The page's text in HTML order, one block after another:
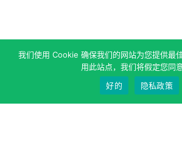
我们使用 Cookie 确保我们的网站为您提供最
用此站点，我们将假定您同意
好的
隐私政策